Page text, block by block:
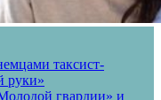
таксист-
руки»
гвардии» и